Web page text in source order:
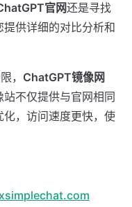
官网还是寻找
供详细的对比分析和
， ChatGPT镜像网
不仅提供与官网相同
，访问速度更快，使